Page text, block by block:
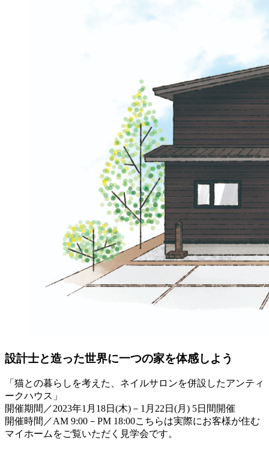
設計士と造った世界に一つの家を体感しよう
「猫との暮らしを考えた、ネイルサロンを併設したアンティ
ークハウス」
開催期間／2023年1月18日(木)－1月22日(月) 5日間開催
開催時間／AM 9:00－PM 18:00こちらは実際にお客様が住む
マイホームをご覧いただく見学会です。